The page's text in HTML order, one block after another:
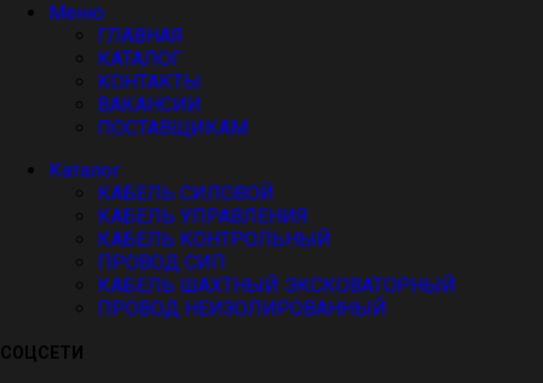
Меню
ГЛАВНАЯ
КАТАЛОГ
КОНТАКТЫ
ВАКАНСИИ
ПОСТАВЩИКАМ
Каталог
КАБЕЛЬ СИЛОВОЙ
КАБЕЛЬ УПРАВЛЕНИЯ
КАБЕЛЬ КОНТРОЛЬНЫЙ
ПРОВОД СИП
КАБЕЛЬ ШАХТНЫЙ ЭКСКОВАТОРНЫЙ
ПРОВОД НЕИЗОЛИРОВАННЫЙ
СОЦСЕТИ